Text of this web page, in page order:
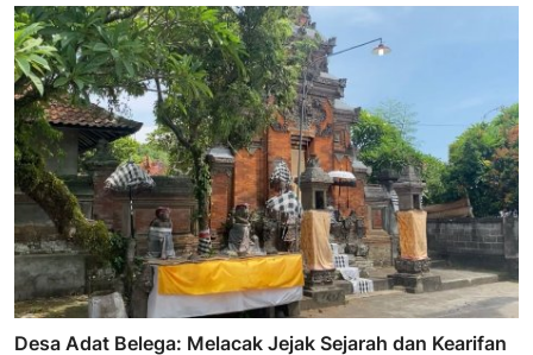
Desa Adat Belega: Melacak Jejak Sejarah dan Kearifan